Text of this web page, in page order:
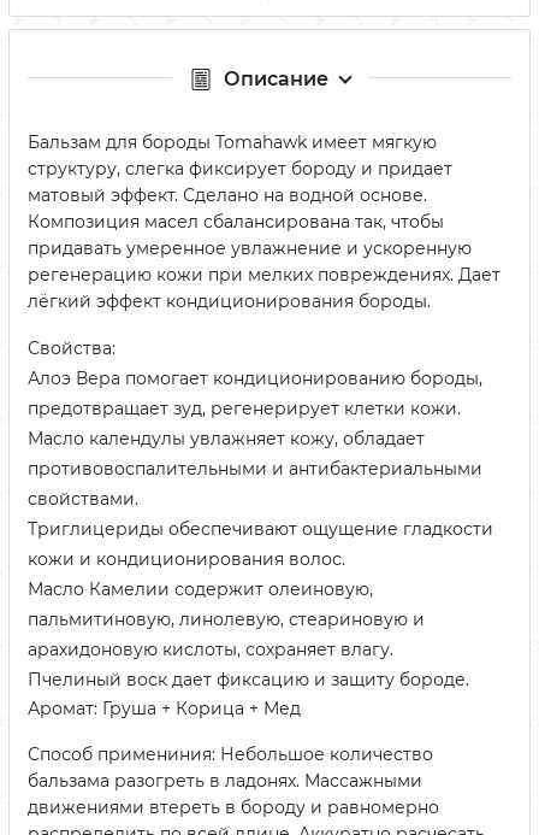
Описание
Бальзам для бороды Tomahawk имеет мягкую
структуру, слегка фиксирует бороду и придает
матовый эффект. Сделано на водной основе.
Композиция масел сбалансирована так, чтобы
придавать умеренное увлажнение и ускоренную
регенерацию кожи при мелких повреждениях. Дает
лёгкий эффект кондиционирования бороды.
Свойства:
Алоэ Вера помогает кондиционированию бороды,
предотвращает зуд, регенерирует клетки кожи.
Масло календулы увлажняет кожу, обладает
противовоспалительными и антибактериальными
свойствами.
Триглицериды обеспечивают ощущение гладкости
кожи и кондиционирования волос.
Масло Камелии содержит олеиновую,
пальмитиновую, линолевую, стеариновую и
арахидоновую кислоты, сохраняет влагу.
Пчелиный воск дает фиксацию и защиту бороде.
Аромат: Груша + Корица + Мед
Способ примениния: Небольшое количество
бальзама разогреть в ладонях. Массажными
движениями втереть в бороду и равномерно